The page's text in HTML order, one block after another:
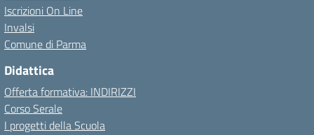
Iscrizioni On Line
Invalsi
Comune di Parma
Didattica
Offerta formativa: INDIRIZZI
Corso Serale
I progetti della Scuola